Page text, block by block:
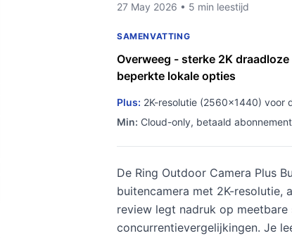
27 May 2026 • 5 min leestijd
SAMENVATTING
Overweeg - sterke 2K
beperkte lokale opties
Plus: 2K-resolutie (2560×1440) voor
Min: Cloud-only, betaald
De Ring Outdoor Camera Plus
buitencamera met 2K-resolutie,
review legt nadruk op
concurrentievergelijkingen. Je